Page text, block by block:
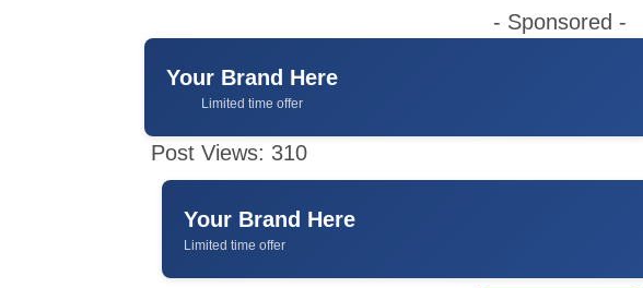
- Sponsored -
Your Brand Here
Limited time offer
Post Views: 310
Your Brand Here
Limited time offer